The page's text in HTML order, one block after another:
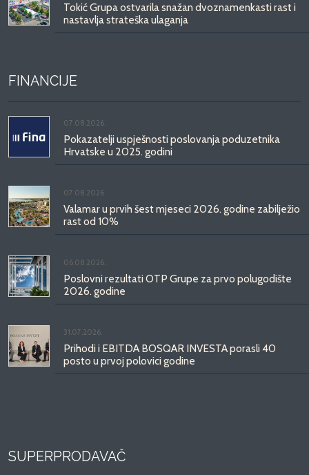
Tokić Grupa ostvarila snažan dvoznamenkasti rast i
nastavlja strateška ulaganja
FINANCIJE
07.08.2026.
Pokazatelji uspješnosti poslovanja poduzetnika
Hrvatske u 2025. godini
07.08.2026.
Valamar u prvih šest mjeseci 2026. godine zabilježio
rast od 10%
06.08.2026.
Poslovni rezultati OTP Grupe za prvo polugodište
2026. godine
31.07.2026.
Prihodi i EBITDA BOSQAR INVESTA porasli 40
posto u prvoj polovici godine
SUPERPRODAVAČ